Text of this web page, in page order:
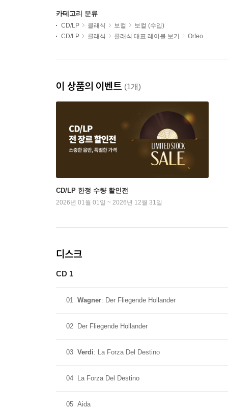
카테고리 분류
CD/LP 클래식 보컬
보컬 (수입)
CD/LP
클래식 클래식 대표 레이블 보기 Orfeo
이 상품의 이벤트 (1개)
CD/LP 한정 수량 할인전
2026년 01월 01일 ~ 2026년 12월 31일
디스크
CD 1
01 Wagner: Der Fliegende Hollander
02 Der Fliegende Hollander
03 Verdi: La Forza Del Destino
04 La Forza Del Destino
05 Aida